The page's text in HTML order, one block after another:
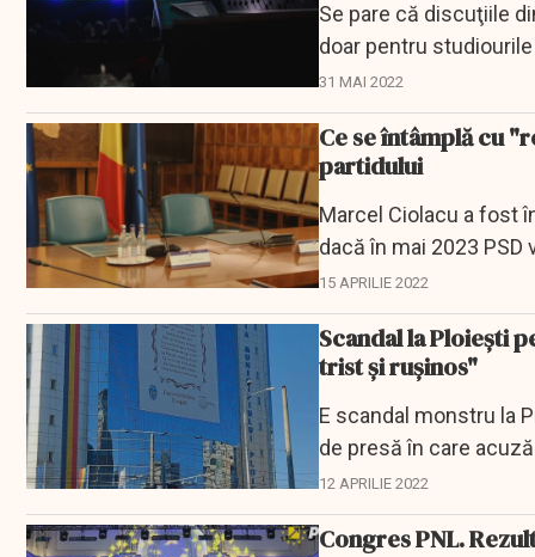
Se pare că discuţiile
doar pentru
31 MAI 2022
Ce se întâmplă cu
partidului
Marcel Ciolacu a fost
dacă în mai 2023
15 APRILIE 2022
Scandal la Ploieşti
trist şi ruşinos"
E scandal monstru la
de presă în care
primăria e...
12 APRILIE 2022
Congres PNL.